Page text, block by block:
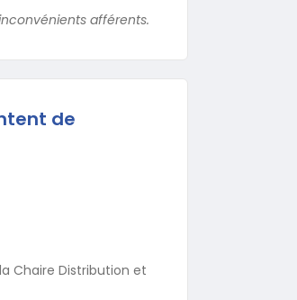
afférents.
de
Chaire Distribution et